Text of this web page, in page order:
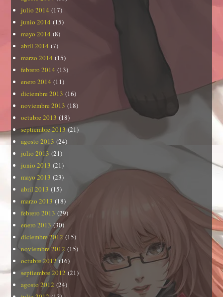
julio 2014 (17)
junio 2014 (15)
mayo 2014 (8)
abril 2014 (7)
marzo 2014 (15)
febrero 2014 (13)
enero 2014 (11)
diciembre 2013 (16)
noviembre 2013 (18)
octubre 2013 (18)
septiembre 2013(21)
agosto 2013 (24)
julio 2013 (21)
junio 2013 (21)
mayo 2013 (23)
abril 2013 (15)
marzo 2013 (18)
febrero 2013 (29)
enero 2013 (30)
diciembre 2012 (15)
noviembre 2012 (15)
octubre 2012(16)
septiembre 2012 (21)
agosto 2012 (24)